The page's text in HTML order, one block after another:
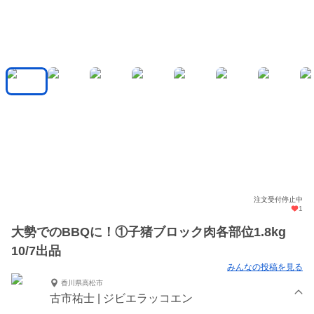
注文受付停止中
1
大勢でのBBQに！①子猪ブロック肉各部位1.8kg
10/7出品
みんなの投稿を見る
香川県高松市
古市祐士 | ジビエラッコエン